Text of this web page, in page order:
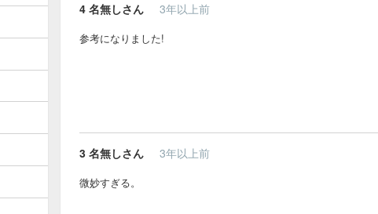
4 名無しさん 3年以上前
参考になりました!
3 名無しさん 3年以上前
微妙すぎる。